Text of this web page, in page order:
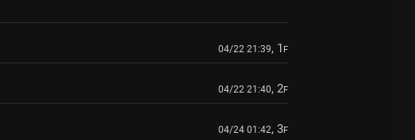
04/22 21:39, 1 F
04/22 21:40, 2F
04/24 01:42, 3F